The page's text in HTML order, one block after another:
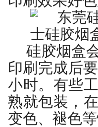
硅胶烟盒
印刷完成后
小时。有些
熟就包装，
变色、褪色